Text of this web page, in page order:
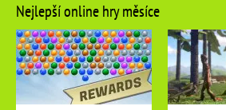
Nejlepší online hry měsíce